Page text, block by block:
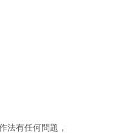
法有任何問題，